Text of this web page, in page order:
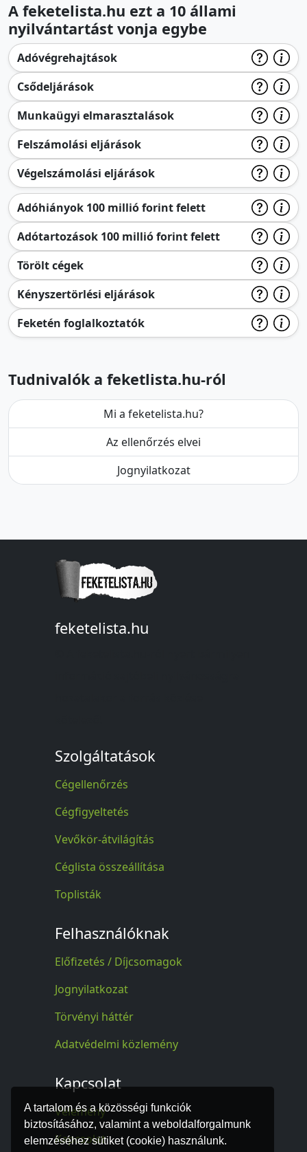
A tartalom és a közösségi funkciók
biztosításához, valamint a weboldalforgalmunk
elemzéséhez sütiket (cookie) használunk.
A feketelista.hu ezt a 10 állami
nyilvántartást vonja egybe
Adóvégrehajtások
Csődeljárások
Munkaügyi elmarasztalások
Felszámolási eljárások
Végelszámolási eljárások
Adóhiányok 100 millió forint felett
Adótartozások 100 millió forint felett
Törölt cégek
Kényszertörlési eljárások
Feketén foglalkoztatók
Tudnivalók a feketlista.hu-ról
Mi a feketelista.hu?
Az ellenőrzés elvei
Jognyilatkozat
feketelista.hu
Szolgáltatások
Cégellenőrzés
Cégfigyeltetés
Vevőkör-átvilágítás
Céglista összeállítása
Toplisták
Felhasználóknak
Előfizetés / Díjcsomagok
Jognyilatkozat
Törvényi háttér
Adatvédelmi közlemény
Kapcsolat
Vélemény
Kapcsolat